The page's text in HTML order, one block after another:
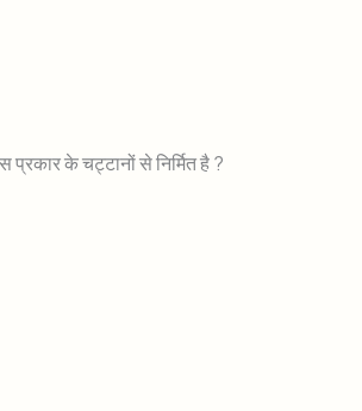
प्रकार के चट्टानों से निर्मित है ?